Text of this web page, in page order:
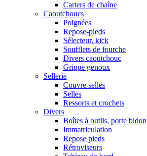
Carters de chaîne
Caoutchoucs
Poignées
Repose-pieds
Sélecteur, kick
Soufflets de fourche
Divers caoutchouc
Grippe genoux
Sellerie
Couvre selles
Selles
Ressorts et crochets
Divers
Boîtes à outils, porte bidon
Immatriculation
Repose pieds
Rétroviseurs